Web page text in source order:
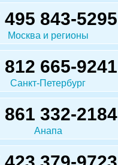
495 843-5295
Москва и регионы
812 665-9241
Санкт-Петербург
861 332-2184
Анапа